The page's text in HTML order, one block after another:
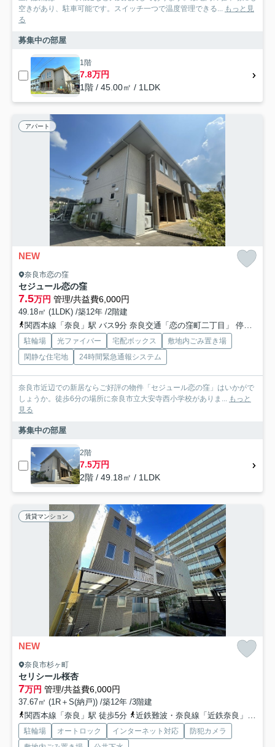
空きがあり、駐車可能です。スイッチ一つで温度管理できる... もっと見
る
募集中の部屋
1階
7.8万円
1階 / 45.00㎡ / 1LDK
アパート
NEW
奈良市恋の窪
セジュール恋の窪
7.5万円 管理/共益費6,000円
49.18㎡ (1LDK) /築12年 /2階建
関西本線「奈良」駅 バス9分 奈良交通「恋の窪町二丁目」 停歩3分
駐輪場 光ファイバー 宅配ボックス
敷地内ごみ置き場
閑静な住宅地
24時間緊急通報システム
奈良市近辺での新居ならご好評の物件「セジュール恋の窪」はいかがで
しょうか。徒歩6分の場所に奈良市立大安寺西小学校がありま... もっと
見る
募集中の部屋
2階
7.5万円
2階 / 49.18㎡ / 1LDK
賃貸マンション
NEW
奈良市杉ヶ町
セリシール桜杏
7万円 管理/共益費6,000円
37.67㎡ (1R＋S(納戸)) /築12年 /3階建
関西本線「奈良」駅 徒歩5分
近鉄難波・奈良線「近鉄奈良」駅 徒歩11分
駐輪場 オートロック インターネット対応
防犯カメラ